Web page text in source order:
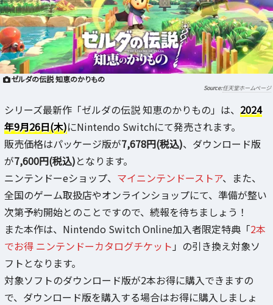
ゼルダの伝説 知恵のかりもの
任天堂ホームページ
シリーズ最新作「ゼルダの伝説 知恵のかりもの」は、 2024
年9月26日(木)にNintendo Switchにて発売されます。
販売価格はパッケージ版が7,678円(税込)、ダウンロード版
が7,600円(税込)となります。
ニンテンドーeショップ、 マイニンテンドーストア、また、
全国のゲーム取扱店やオンラインショップにて、準備が整い
次第予約開始とのことですので、続報を待ちましょう！
また本作は、Nintendo Switch Online加入者限定特典「2本
でお得 ニンテンドーカタログチケット 」の引き換え対象ソ
フトとなります。
対象ソフトのダウンロード版が2本お得に購入できますの
で、ダウンロード版を購入する場合はお得に購入しましょ